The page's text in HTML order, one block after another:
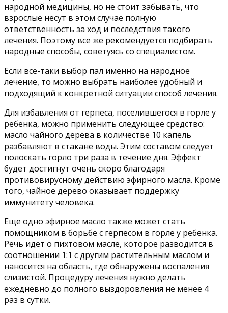
народной медицины, но не стоит забывать, что
взрослые несут в этом случае полную
ответственность за ход и последствия такого
лечения. Поэтому все же рекомендуется подбирать
народные способы, советуясь со специалистом.
Если все-таки выбор пал именно на народное
лечение, то можно выбрать наиболее удобный и
подходящий к конкретной ситуации способ лечения.
Для избавления от герпеса, поселившегося в горле у
ребенка, можно применить следующее средство:
масло чайного дерева в количестве 10 капель
разбавляют в стакане воды. Этим составом следует
полоскать горло три раза в течение дня. Эффект
будет достигнут очень скоро благодаря
противовирусному действию эфирного масла. Кроме
того, чайное дерево оказывает поддержку
иммунитету человека.
Еще одно эфирное масло также может стать
помощником в борьбе с герпесом в горле у ребенка.
Речь идет о пихтовом масле, которое разводится в
соотношении 1:1 с другим растительным маслом и
наносится на область, где обнаружены воспаления
слизистой. Процедуру лечения нужно делать
ежедневно до полного выздоровления не менее 4
раз в сутки.